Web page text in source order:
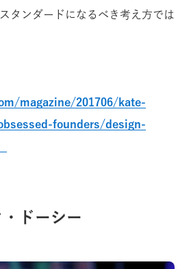
タンダードになるべき考え方では
magazine/201706/kate-
founders/design-
ドーシー